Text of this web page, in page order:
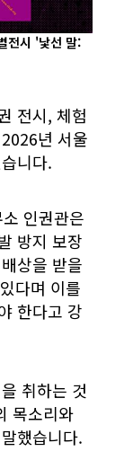
전시 '낯선 말:
전시, 체험
년 서울
니다.
인권관은
방지 보장
상을 받을
다며 이를
한다고 강
취하는 것
목소리와
했습니다.